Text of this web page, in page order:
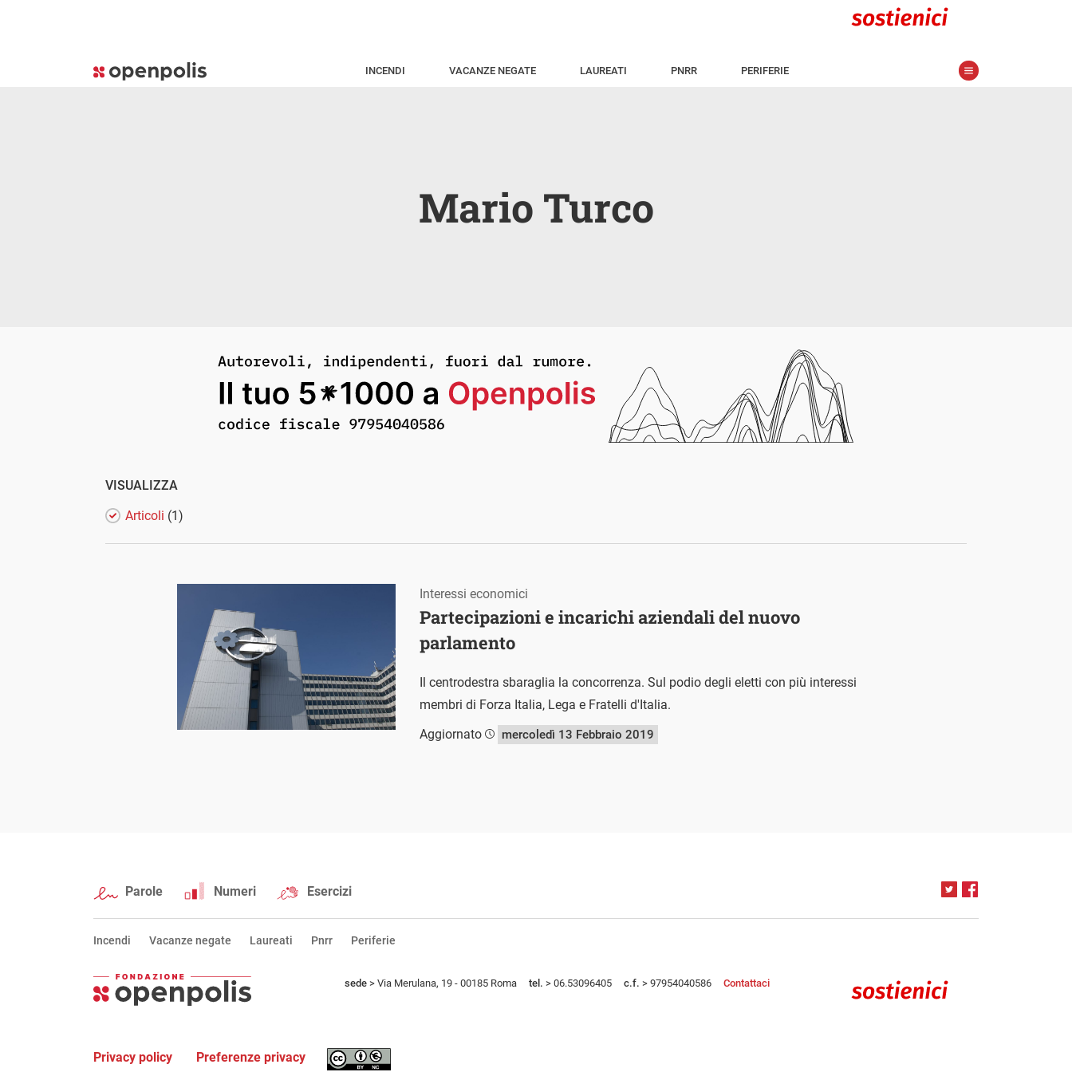
INCENDI VACANZE NEGATE LAUREATI PNRR PERIFERIE
Mario Turco
VISUALIZZA
Articoli (1)
Partecipazioni e incarichi aziendali del nuovo
parlamento
Interessi economici
Il centrodestra sbaraglia la concorrenza. Sul podio degli eletti con più interessi
membri di Forza Italia, Lega e Fratelli d'Italia.
Aggiornato
mercoledì 13 Febbraio 2019
Parole Numeri Esercizi
Incendi Vacanze negate Laureati Pnrr Periferie
sede > Via Merulana, 19 - 00185 Roma tel. > 06.53096405 c.f. > 97954040586 Contattaci
Privacy policy Preferenze privacy